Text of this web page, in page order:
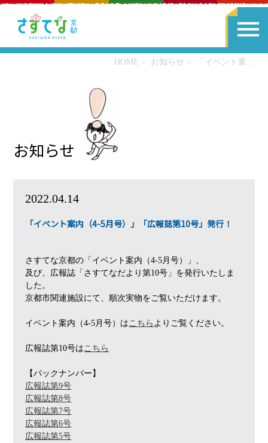
HOME お知らせ
お知らせ
2022.04.14
「イベント案内（4-5月号）」「広報誌第10号」発行！
さすてな京都の「イベント案内（4-5月号）」、
及び、広報誌「さすてなだより第10号」を発行いたしま
した。
京都市関連施設にて、順次実物をご覧いただけます。
イベント案内（4-5月号）はこちら よりご覧ください。
広報誌第10号はこちら
【バックナンバー】
広報誌第9号
広報誌第8号
広報誌第7号
広報誌第6号
広報誌第5号